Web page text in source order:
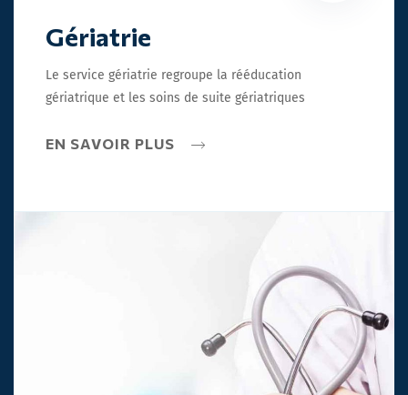
Gériatrie
Le service gériatrie regroupe la rééducation
gériatrique et les soins de suite gériatriques
EN SAVOIR PLUS